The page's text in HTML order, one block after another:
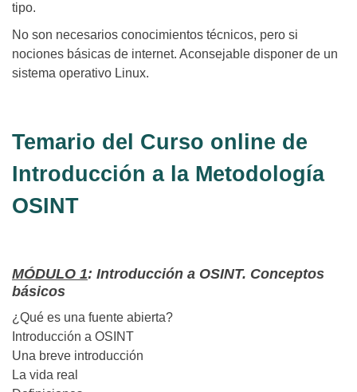
tipo.
No son necesarios conocimientos técnicos, pero si
nociones básicas de internet. Aconsejable disponer de un
sistema operativo Linux.
Temario del Curso online de
Introducción a la Metodología
OSINT
MÓDULO 1: Introducción a OSINT. Conceptos
básicos
¿Qué es una fuente abierta?
Introducción a OSINT
Una breve introducción
La vida real